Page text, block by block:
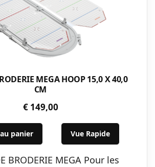
MEGA HOOP 15,0 X 40,0
CM
€149,00
panier Vue Rapide
BRODERIE MEGA Pour les